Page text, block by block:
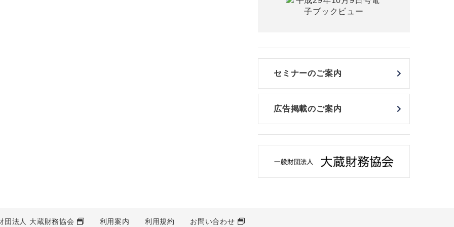
セミナーのご案内
広告掲載のご案内
団法人 大蔵財務協会 利用案内 利用規約 お問い合わせ